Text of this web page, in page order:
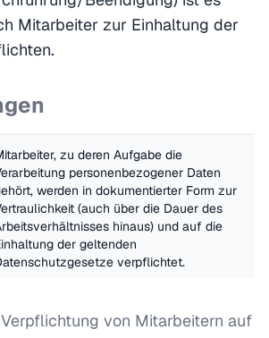
Mitarbeiter zur Einhaltung der
zu deren Aufgabe die
personenbezogener Daten
werden in dokumentierter Form zur
(auch über die Dauer des
hinaus) und auf die
der geltenden
verpflichtet.
von Mitarbeitern auf